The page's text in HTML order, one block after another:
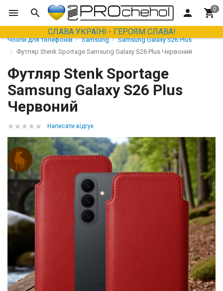
СЛАВА УКРАЇНІ - ГЕРОЯМ СЛАВА!
Чохли для телефонів Samsung
Samsung Galaxy S26 Plus
Футляр Stenk Sportage Samsung Galaxy S26 Plus Червоний
Футляр Stenk Sportage
Samsung Galaxy S26 Plus
Червоний
Написати відгук